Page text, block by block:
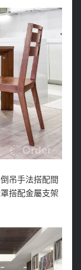
吊手法搭配間
搭配金屬支架